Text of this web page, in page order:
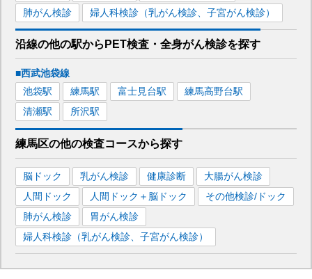
肺がん検診
婦人科検診（乳がん検診、子宮がん検診）
沿線の他の駅から PET検査・全身がん検診を探す
■西武池袋線
池袋駅 練馬駅 富士見台駅 練馬高野台駅
清瀬駅 所沢駅
練馬区の他の検査コースから探す
脳ドック 乳がん検診 健康診断
大腸がん検診
人間ドック
人間ドック＋脳ドック
その他検診/ドック
肺がん検診
胃がん検診
婦人科検診（乳がん検診、子宮がん検診）